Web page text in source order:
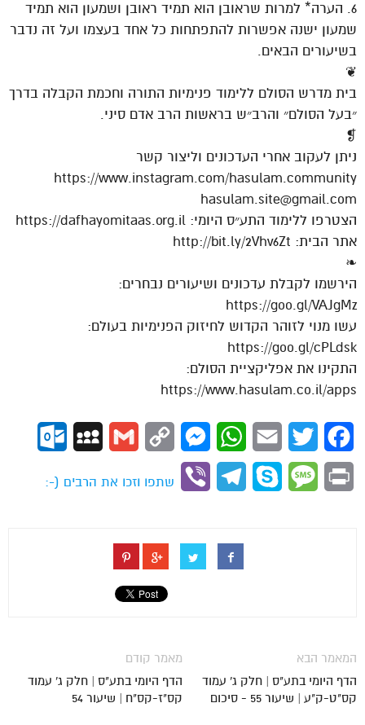
6. הערה* למרות שראובן הוא תמיד ראובן ושמעון הוא תמיד
שמעון ישנה אפשרות להתפתחות כל אחד בעצמו ועל זה נדבר
בשיעורים הבאים.
❦
בית מדרש הסולם ללימוד פנימיות התורה וחכמת הקבלה בדרך
״בעל הסולם״ והרב״ש בראשות הרב אדם סיני.
❡
ניתן לעקוב אחרי העדכונים וליצור קשר
https://www.instagram.com/hasulam.community
hasulam.site@gmail.com
הצטרפו ללימוד התע״ס היומי: https://dafhayomitaas.org.il
אתר הבית: http://bit.ly/2Vhv6Zt
❧
הירשמו לקבלת עדכונים ושיעורים נבחרים:
https://goo.gl/VAJgMz
עשו מנוי לזוהר הקדוש לחיזוק הפנימיות בעולם:
https://goo.gl/cPLdsk
התקינו את אפליקציית הסולם:
https://www.hasulam.co.il/apps
Facebook
Twitter
Email
WhatsApp
Messenger
Copy
Gmail
MySpace
Print
Message
Skype
Telegram
Viber
שתפו וזכו את הרבים (-:
מאמר קודם
הדף היומי בתע"ס | חלק ג' עמוד
קס"ז-קס"ח | שיעור 54
המאמר הבא
הדף היומי בתע"ס | חלק ג' עמוד
קס"ט-ק"ע | שיעור 55 - סיכום